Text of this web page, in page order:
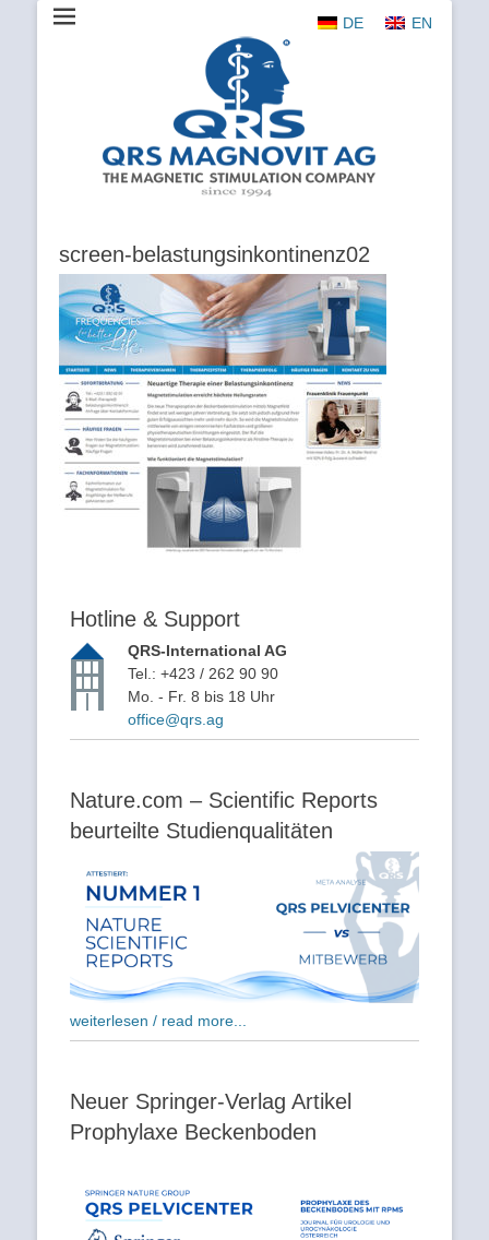
MAGNOVIT
The Magnetic Stimulation Company
DE EN
screen-belastungsinkontinenz02
Hotline & Support
QRS-International AG
Tel.: +423 / 262 90 90
Mo. - Fr. 8 bis 18 Uhr
office@qrs.ag
Nature.com – Scientific Reports
beurteilte Studienqualitäten
weiterlesen / read more...
Neuer Springer-Verlag Artikel
Prophylaxe Beckenboden